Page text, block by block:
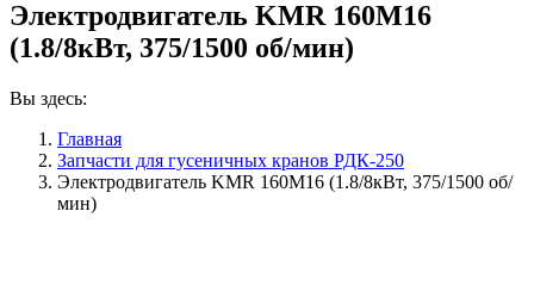
Электродвигатель KMR 160M16
(1.8/8кВт, 375/1500 об/мин)
Вы здесь:
Главная
Запчасти для гусеничных кранов РДК-250
Электродвигатель KMR 160M16 (1.8/8кВт, 375/1500 об/
мин)